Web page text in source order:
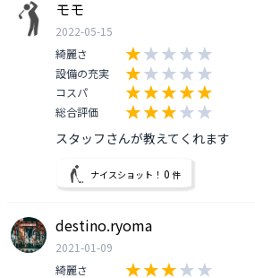
モモ
2022-05-15
綺麗さ
設備の充実
コスパ
総合評価
スタッフさんが教えてくれます
ナイスショット！ 0 件
destino.ryoma
2021-01-09
綺麗さ